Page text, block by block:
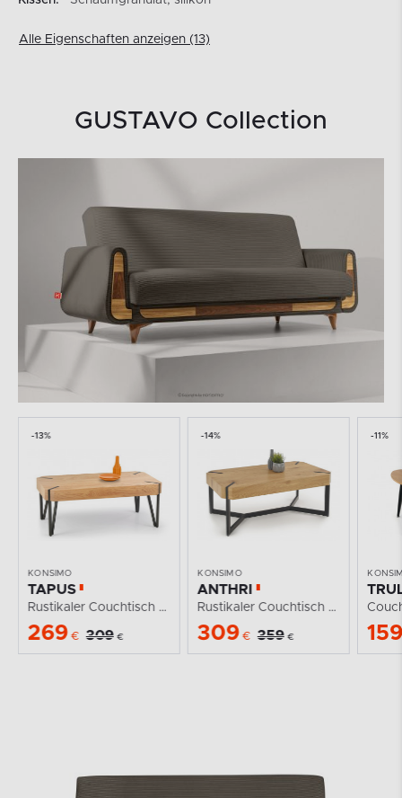
Alle Eigenschaften anzeigen (13)
GUSTAVO Collection
-13%
KONSIMO
TAPUS
Rustikaler Couchtisch Goldene Eiche
269 € 309 €
-14%
KONSIMO
ANTHRI
Rustikaler Couchtisch für das Wohnzimmer
309 € 359 €
-11%